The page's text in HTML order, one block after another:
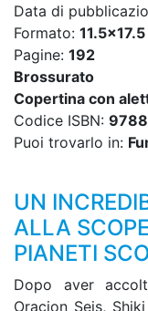
Data di
Formato:
Pagine: 192
Brossurato
Copertina con
Codice ISBN:
Puoi trovarlo in:
UN
ALLA
PIANETI
Dopo aver
Oracion Seis,